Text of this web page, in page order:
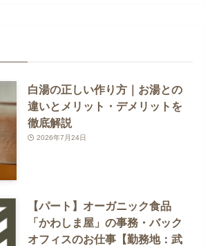
白湯の正しい作り方｜お湯との
違いとメリット・デメリットを
徹底解説
2026年7月24日
【パート】オーガニック食品
「かわしま屋」の事務・バック
オフィスのお仕事【勤務地：武